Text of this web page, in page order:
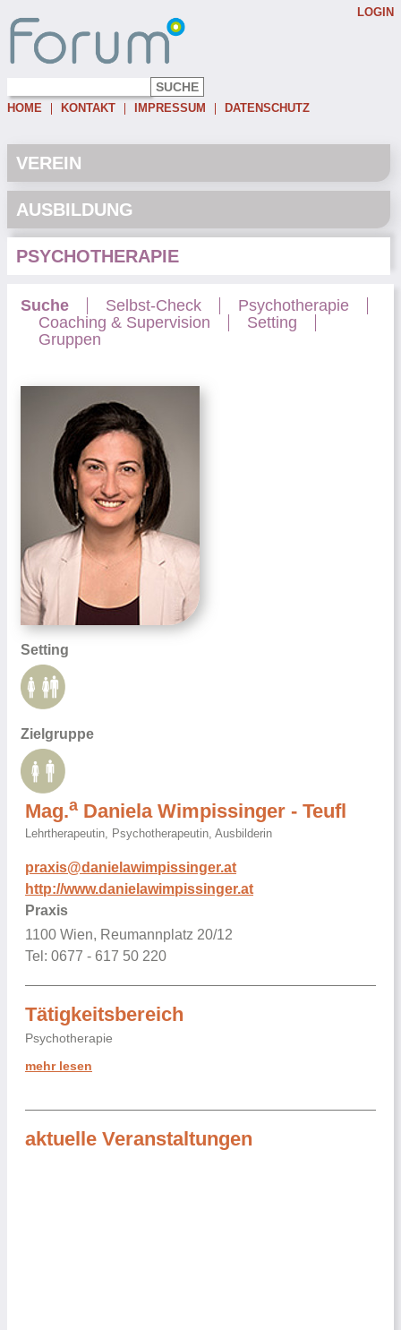
HOME KONTAKT IMPRESSUM DATENSCHUTZ
LOGIN
Password:
VEREIN
AUSBILDUNG
PSYCHOTHERAPIE
Suche Selbst-Check
Psychotherapie
Coaching & Supervision
Setting
Gruppen
Setting
Zielgruppe
Mag.a Daniela Wimpissinger - Teufl
Lehrtherapeutin, Psychotherapeutin, Ausbilderin
praxis@danielawimpissinger.at
http://www.danielawimpissinger.at
Praxis
1100 Wien, Reumannplatz 20/12
Tel: 0677 - 617 50 220
Tätigkeitsbereich
Psychotherapie
mehr lesen
aktuelle Veranstaltungen